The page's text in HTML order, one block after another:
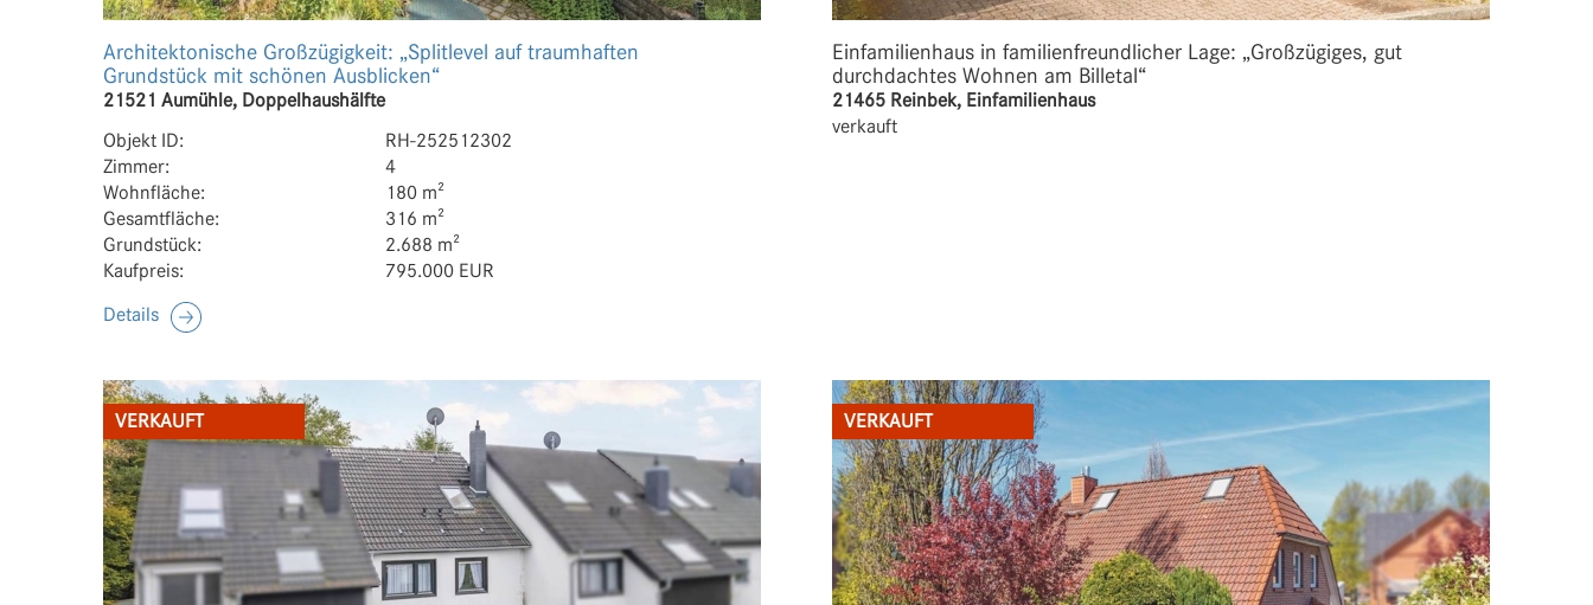
Architektonische Großzügigkeit: „Splitlevel auf traumhaften
Grundstück mit schönen Ausblicken“
21521 Aumühle, Doppelhaushälfte
Objekt ID:
RH-252512302
Zimmer:
4
Wohnfläche:
180 m²
Gesamtfläche:
316 m²
Grundstück:
2.688 m²
Kaufpreis:
795.000 EUR
Details
Einfamilienhaus in familienfreundlicher Lage: „Großzügiges, gut
durchdachtes Wohnen am Billetal“
21465 Reinbek, Einfamilienhaus
verkauft
VERKAUFT VERKAUFT